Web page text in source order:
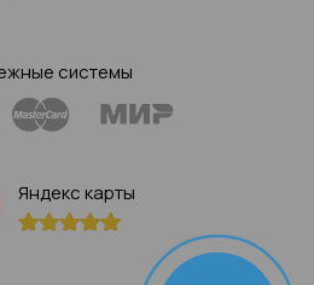
системы
Яндекс карты